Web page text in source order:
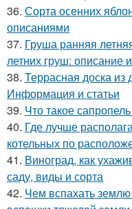
36. Сорта осенних
описаниями
37. Груша ранняя
летних груш: описание
38. Террасная доска из
Информация и статьи
39. Что такое
40. Где лучше
котельных по
41. Виноград, как
саду, виды и сорта
42. Чем вспахать